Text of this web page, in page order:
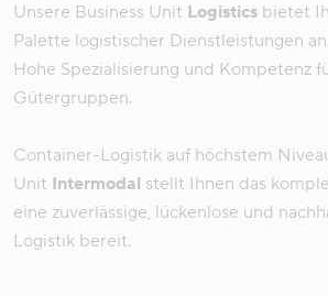
Unsere Business Unit Logistics bietet
Palette logistischer Dienstleistungen
Hohe Spezialisierung und Kompetenz
Gütergruppen.
Container-Logistik auf höchstem
Unit Intermodal stellt Ihnen das
eine zuverlässige, lückenlose und
Logistik bereit.